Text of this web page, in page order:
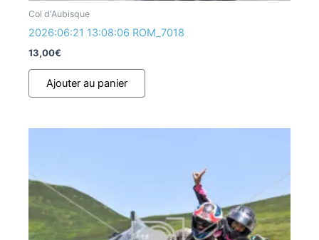
Col d'Aubisque
2026:06:21 13:08:06 ROM_7018
13,00€
Ajouter au panier